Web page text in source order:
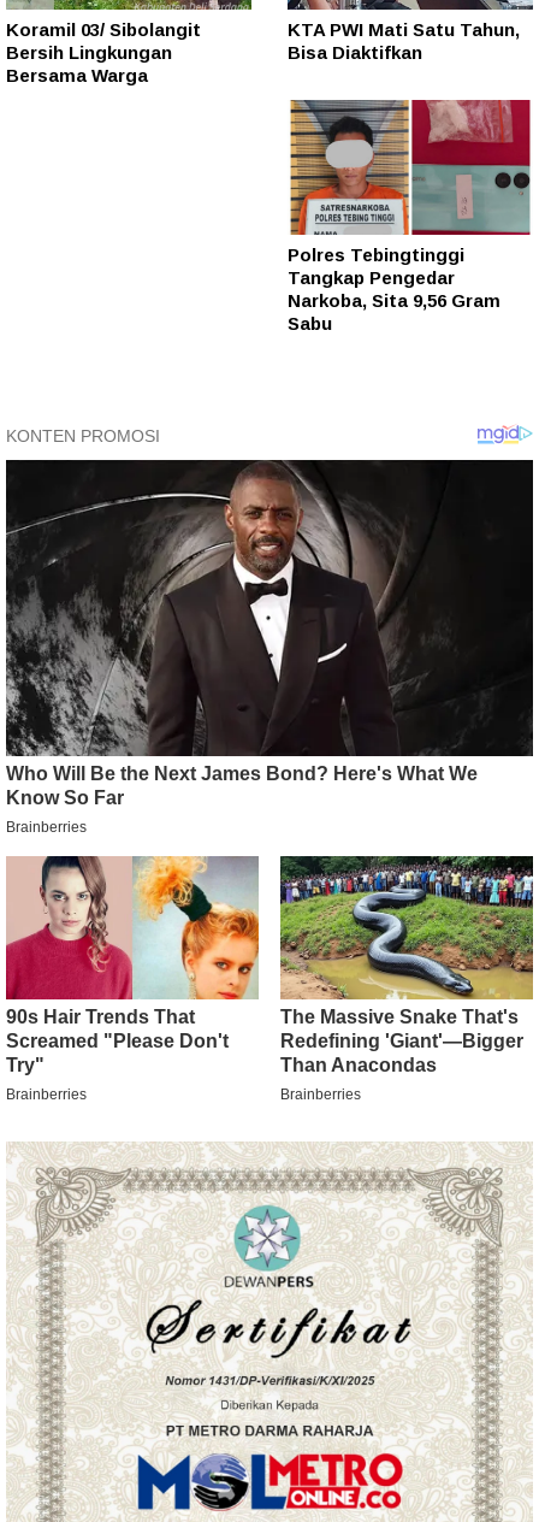
Koramil 03/ Sibolangit
Bersih Lingkungan
Bersama Warga
KTA PWI Mati Satu Tahun,
Bisa Diaktifkan
Polres Tebingtinggi
Tangkap Pengedar
Narkoba, Sita 9,56 Gram
Sabu